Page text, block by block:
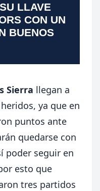
LLAVE
CON UN
BUENOS
Sierra llegan a
heridos, ya que en
puntos ante
quedarse con
poder seguir en
esto que
tres partidos